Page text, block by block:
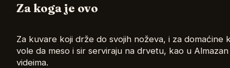
Za koga je ovo
Za kuvare koji drže do svojih noževa, i za domaćine
vole da meso i sir serviraju na drvetu, kao u Almazan
videima.